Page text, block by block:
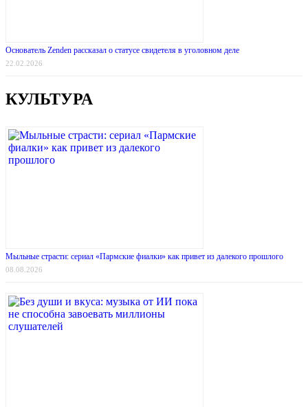
Основатель Zenden рассказал о статусе свидетеля в уголовном деле
22.02.2026
КУЛЬТУРА
Мыльные страсти: сериал «Пармские фиалки» как привет из далекого прошлого
08.08.2026